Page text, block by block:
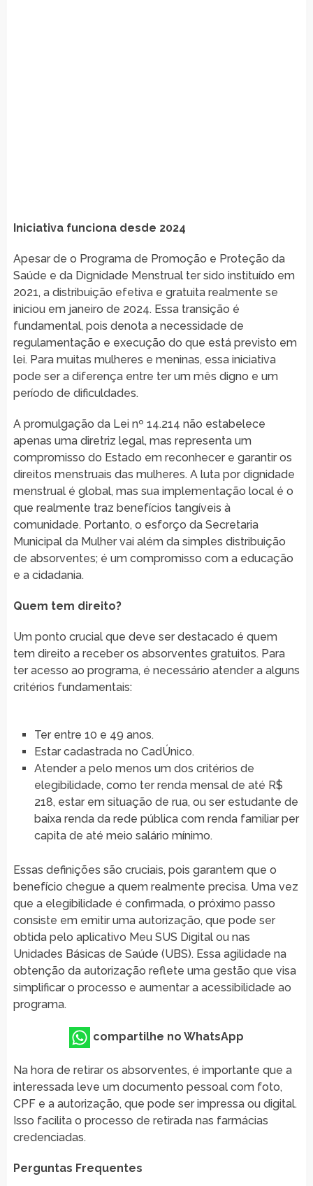
Iniciativa funciona desde 2024
Apesar de o Programa de Promoção e Proteção da
Saúde e da Dignidade Menstrual ter sido instituído em
2021, a distribuição efetiva e gratuita realmente se
iniciou em janeiro de 2024. Essa transição é
fundamental, pois denota a necessidade de
regulamentação e execução do que está previsto em
lei. Para muitas mulheres e meninas, essa iniciativa
pode ser a diferença entre ter um mês digno e um
período de dificuldades.
A promulgação da Lei nº 14.214 não estabelece
apenas uma diretriz legal, mas representa um
compromisso do Estado em reconhecer e garantir os
direitos menstruais das mulheres. A luta por dignidade
menstrual é global, mas sua implementação local é o
que realmente traz benefícios tangíveis à
comunidade. Portanto, o esforço da Secretaria
Municipal da Mulher vai além da simples distribuição
de absorventes; é um compromisso com a educação
e a cidadania.
Quem tem direito?
Um ponto crucial que deve ser destacado é quem
tem direito a receber os absorventes gratuitos. Para
ter acesso ao programa, é necessário atender a alguns
critérios fundamentais:
Ter entre 10 e 49 anos.
Estar cadastrada no CadÚnico.
Atender a pelo menos um dos critérios de
elegibilidade, como ter renda mensal de até R$
218, estar em situação de rua, ou ser estudante de
baixa renda da rede pública com renda familiar per
capita de até meio salário mínimo.
Essas definições são cruciais, pois garantem que o
benefício chegue a quem realmente precisa. Uma vez
que a elegibilidade é confirmada, o próximo passo
consiste em emitir uma autorização, que pode ser
obtida pelo aplicativo Meu SUS Digital ou nas
Unidades Básicas de Saúde (UBS). Essa agilidade na
obtenção da autorização reflete uma gestão que visa
simplificar o processo e aumentar a acessibilidade ao
programa.
compartilhe no WhatsApp
Na hora de retirar os absorventes, é importante que a
interessada leve um documento pessoal com foto,
CPF e a autorização, que pode ser impressa ou digital.
Isso facilita o processo de retirada nas farmácias
credenciadas.
Perguntas Frequentes